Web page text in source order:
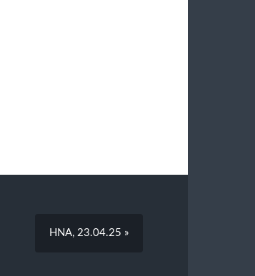
HNA, 23.04.25 »